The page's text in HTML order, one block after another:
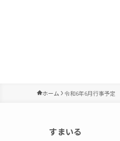
ホーム 令和6年6月行事予定
すまいる